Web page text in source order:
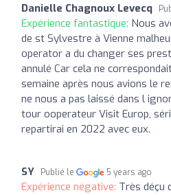
Danielle Chagnoux Levecq
Expérience fantastique: Nous
de st Sylvestre à Vienne
operator a du changer ses
annulé Car cela ne
semaine après nous avions le
ne nous a pas laissé dans l
tour ooperateur Visit Europ,
repartirai en 2022 avec eux.
SY Publié le 5 years ago
Expérience négative: Très déçu